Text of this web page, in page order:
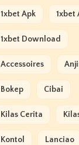
1xbet Apk 1xbet
1xbet Download
Accessoires
Bokep Cibai
Kilas Cerita
Kontol Lanciao